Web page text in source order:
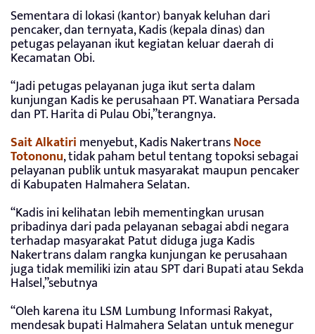
Sementara di lokasi (kantor) banyak keluhan dari
pencaker, dan ternyata, Kadis (kepala dinas) dan
petugas pelayanan ikut kegiatan keluar daerah di
Kecamatan Obi.
“Jadi petugas pelayanan juga ikut serta dalam
kunjungan Kadis ke perusahaan PT. Wanatiara Persada
dan PT. Harita di Pulau Obi,”terangnya.
Sait Alkatiri menyebut, Kadis NakertransNoce
Totononu, tidak paham betul tentang topoksi sebagai
pelayanan publik untuk masyarakat maupun pencaker
di Kabupaten Halmahera Selatan.
“Kadis ini kelihatan lebih mementingkan urusan
pribadinya dari pada pelayanan sebagai abdi negara
terhadap masyarakat Patut diduga juga Kadis
Nakertrans dalam rangka kunjungan ke perusahaan
juga tidak memiliki izin atau SPT dari Bupati atau Sekda
Halsel,”sebutnya
“Oleh karena itu LSM Lumbung Informasi Rakyat,
mendesak bupati Halmahera Selatan untuk menegur